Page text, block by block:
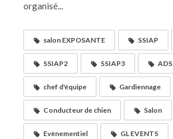
organisé...
salon EXPOSANTE SSIAP
SSIAP2 SSIAP3 ADS
chef d'équipe Gardiennage
Conducteur de chien Salon
Evènementiel GL EVENTS